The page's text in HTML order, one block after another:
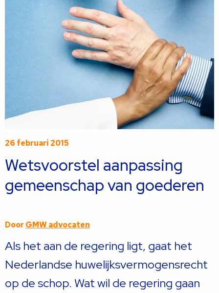
26 februari 2015
Wetsvoorstel aanpassing
gemeenschap van goederen
DoorGMW advocaten
Als het aan de regering ligt, gaat het
Nederlandse huwelijksvermogensrecht
op de schop. Wat wil de regering gaan